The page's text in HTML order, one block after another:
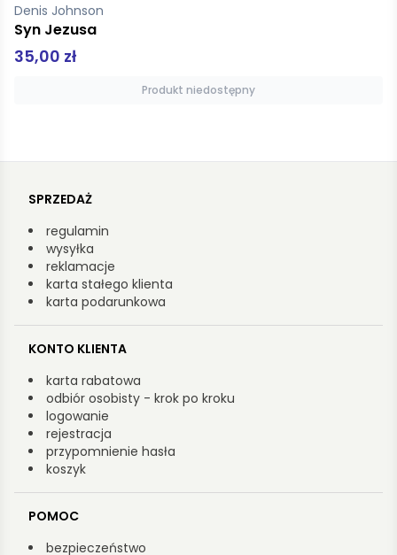
Wilde Oskar
Portret Doriana Graya
59,90 zł
Produkt niedostępny
SPRZEDAŻ
regulamin
wysyłka
reklamacje
karta stałego klienta
karta podarunkowa
KONTO KLIENTA
karta rabatowa
odbiór osobisty - krok po kroku
logowanie
rejestracja
przypomnienie hasła
koszyk
POMOC
bezpieczeństwo